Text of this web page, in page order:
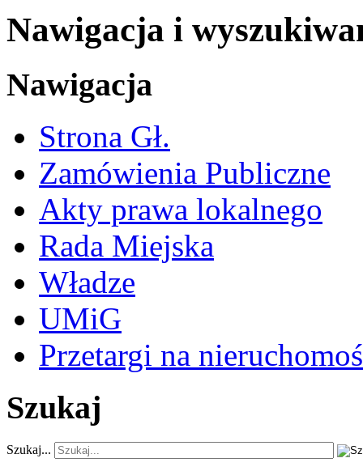
Nawigacja i
Nawigacja
Strona Gł.
Zamówienia Publiczne
Akty prawa lokalnego
Rada Miejska
Władze
UMiG
Przetargi na
Szukaj
Szukaj...